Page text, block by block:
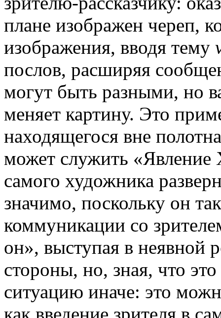
плане изображен череп,
изображения, вводя тему
послов, расширяя
могут быть разными, но
меняет картину. Это
находящегося вне
может служить «Явление
самого художника
значимо, поскольку он
коммуникации со
он», выступая в неявной
стороны, но, зная, что
ситуацию иначе: это
как введение зрителя в